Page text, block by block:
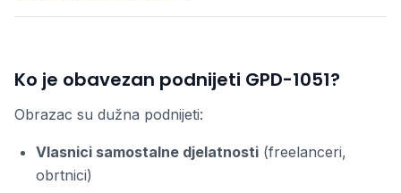
Ko je obavezan podnijeti GPD-1051?
Obrazac su dužna podnijeti:
Vlasnici samostalne djelatnosti (freelanceri,
obrtnici)